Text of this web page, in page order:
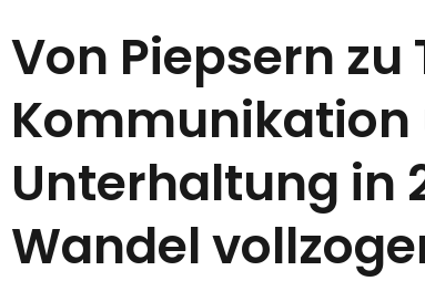
Von Piepsern zu
Kommunikation
Unterhaltung in
Wandel